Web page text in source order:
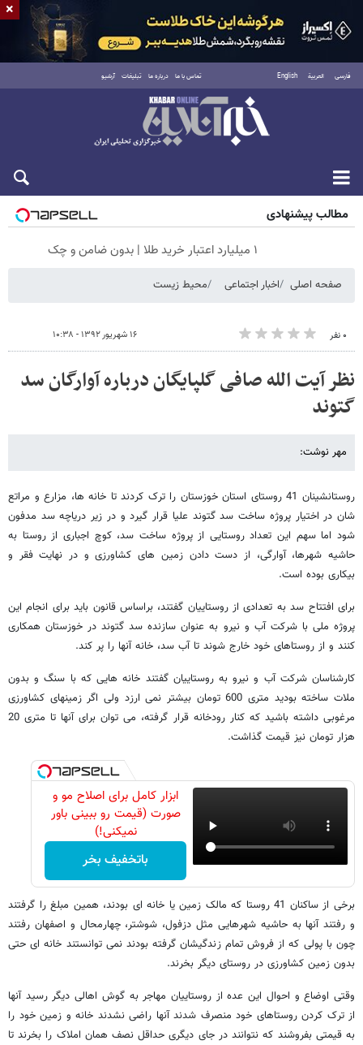
فارسی العربية English تماس با ما درباره ما تبلیغات آرشیو
شنبه ۱۷ مرداد ۱۴۰۵
مطالب پیشنهادی
۱ میلیارد اعتبار خرید طلا | بدون ضامن و چک
صفحه اصلی اخبار اجتماعی محیط زیست
۰ نفر ۱۶ شهریور ۱۳۹۲ - ۱۰:۳۸
نظر آیت الله صافی گلپایگان درباره آوارگان سد
گتوند
مهر نوشت:
روستانشینان 41 روستای استان خوزستان را ترک کردند تا خانه ها، مزارع و مراتع
شان در اختیار پروژه ساخت سد گتوند علیا قرار گیرد و در زیر دریاچه سد مدفون
شود اما سهم این تعداد روستایی از پروژه ساخت سد، کوچ اجباری از روستا به
حاشیه شهرها، آوارگی، از دست دادن زمین های کشاورزی و در نهایت فقر و
بیکاری بوده است.
برای افتتاح سد به تعدادی از روستاییان گفتند، براساس قانون باید برای انجام این
پروژه ملی با شرکت آب و نیرو به عنوان سازنده سد گتوند در خوزستان همکاری
کنند و از روستاهای خود خارج شوند تا آب سد، خانه آنها را پر کند.
کارشناسان شرکت آب و نیرو به روستاییان گفتند خانه هایی که با سنگ و بدون
ملات ساخته بودید متری 600 تومان بیشتر نمی ارزد ولی اگر زمینهای کشاورزی
مرغوبی داشته باشید که کنار رودخانه قرار گرفته، می توان برای آنها تا متری 20
هزار تومان نیز قیمت گذاشت.
ابزار کامل برای اصلاح مو و
صورت (قیمت رو ببینی باور
نمیکنی!)
باتخفیف بخر
برخی از ساکنان 41 روستا که مالک زمین یا خانه ای بودند، همین مبلغ را گرفتند
و رفتند آنها به حاشیه شهرهایی مثل دزفول، شوشتر، چهارمحال و اصفهان رفتند
چون با پولی که از فروش تمام زندگیشان گرفته بودند نمی توانستند خانه ای حتی
بدون زمین کشاورزی در روستای دیگر بخرند.
وقتی اوضاع و احوال این عده از روستاییان مهاجر به گوش اهالی دیگر رسید آنها
از ترک کردن روستاهای خود منصرف شدند آنها راضی نشدند خانه و زمین خود را
به قیمتی بفروشند که نتوانند در جای دیگری حداقل نصف همان املاک را بخرند تا
×